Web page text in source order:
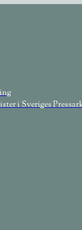
i Sveriges